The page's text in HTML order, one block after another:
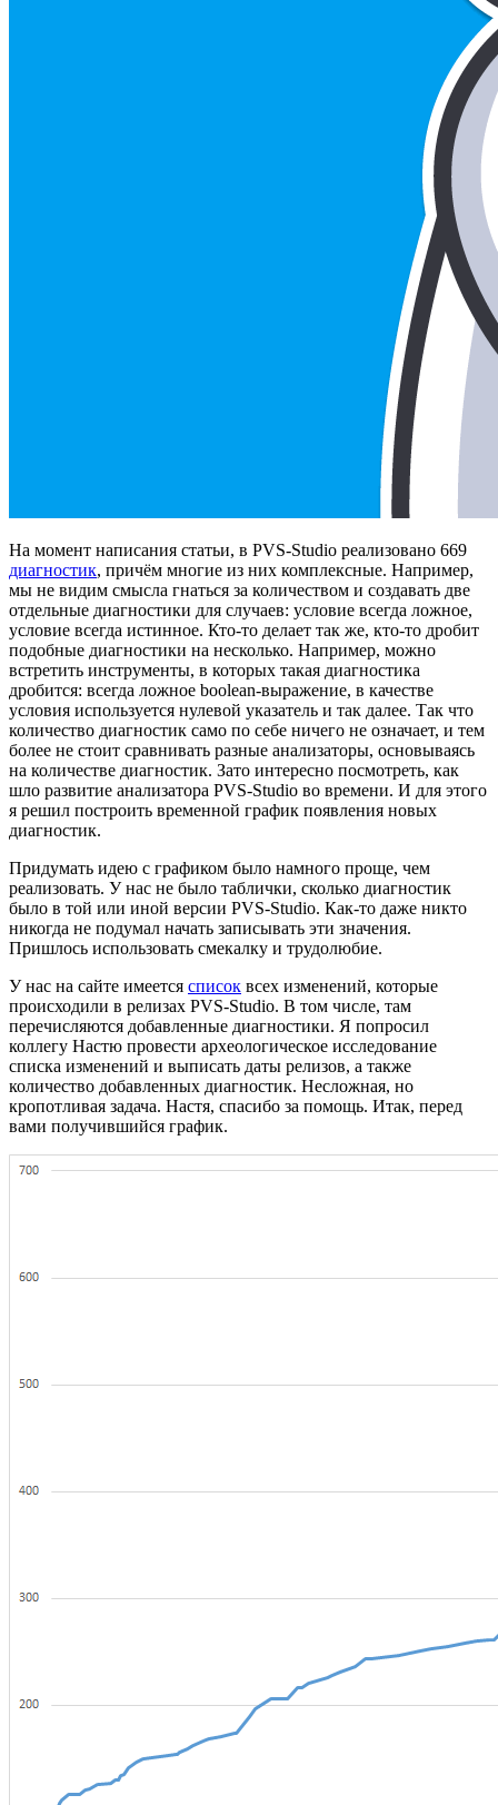
На момент написания статьи, в PVS-Studio реализовано 669
диагностик, причём многие из них комплексные. Например,
мы не видим смысла гнаться за количеством и создавать две
отдельные диагностики для случаев: условие всегда ложное,
условие всегда истинное. Кто-то делает так же, кто-то дробит
подобные диагностики на несколько. Например, можно
встретить инструменты, в которых такая диагностика
дробится: всегда ложное boolean-выражение, в качестве
условия используется нулевой указатель и так далее. Так что
количество диагностик само по себе ничего не означает, и тем
более не стоит сравнивать разные анализаторы, основываясь
на количестве диагностик. Зато интересно посмотреть, как
шло развитие анализатора PVS-Studio во времени. И для этого
я решил построить временной график появления новых
диагностик.
Придумать идею с графиком было намного проще, чем
реализовать. У нас не было таблички, сколько диагностик
было в той или иной версии PVS-Studio. Как-то даже никто
никогда не подумал начать записывать эти значения.
Пришлось использовать смекалку и трудолюбие.
У нас на сайте имеется список всех изменений, которые
происходили в релизах PVS-Studio. В том числе, там
перечисляются добавленные диагностики. Я попросил
коллегу Настю провести археологическое исследование
списка изменений и выписать даты релизов, а также
количество добавленных диагностик. Несложная, но
кропотливая задача. Настя, спасибо за помощь. Итак, перед
вами получившийся график.